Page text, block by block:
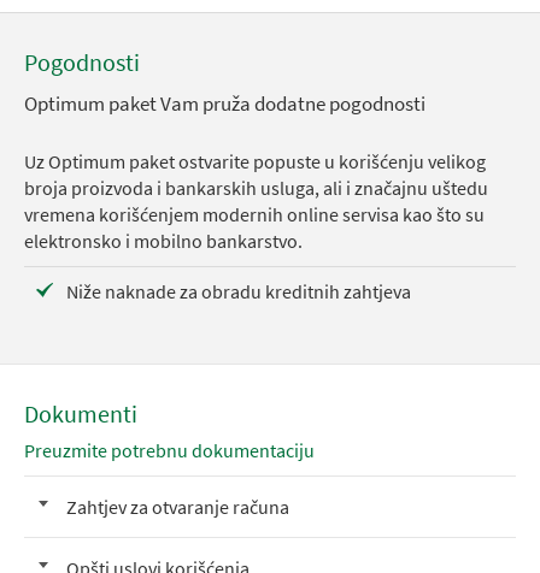
Pogodnosti
Optimum paket Vam pruža dodatne pogodnosti
Uz Optimum paket ostvarite popuste u korišćenju velikog
broja proizvoda i bankarskih usluga, ali i značajnu uštedu
vremena korišćenjem modernih online servisa kao što su
elektronsko i mobilno bankarstvo.
Niže naknade za obradu kreditnih zahtjeva
Dokumenti
Preuzmite potrebnu dokumentaciju
Zahtjev za otvaranje računa
Opšti uslovi korišćenja